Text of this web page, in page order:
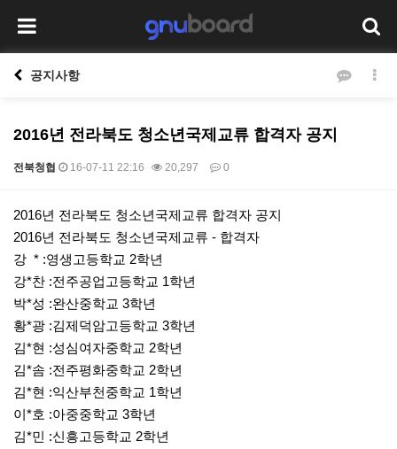
공지사항
2016년 전라북도 청소년국제교류 합격자 공지
전북청협 16-07-11 22:16 20,297 0
본문
2016년 전라북도 청소년국제교류 합격자 공지
2016년 전라북도 청소년국제교류 - 합격자
강 * :영생고등학교 2학년
강*찬 :전주공업고등학교 1학년
박*성 :완산중학교 3학년
황*광 :김제덕암고등학교 3학년
김*현 :성심여자중학교 2학년
김*솜 :전주평화중학교 2학년
김*현 :익산부천중학교 1학년
이*호 :아중중학교 3학년
김*민 :신흥고등학교 2학년